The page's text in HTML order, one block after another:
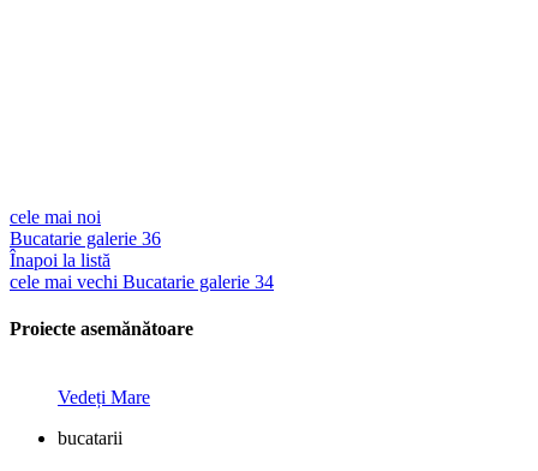
cele mai noi
Bucatarie galerie 36
Înapoi la listă
cele mai vechi Bucatarie galerie 34
Proiecte asemănătoare
Vedeți Mare
bucatarii